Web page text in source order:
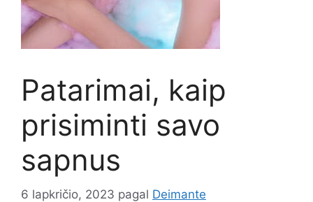
Patarimai, kaip
prisiminti savo
sapnus
6 lapkričio, 2023 pagal Deimante